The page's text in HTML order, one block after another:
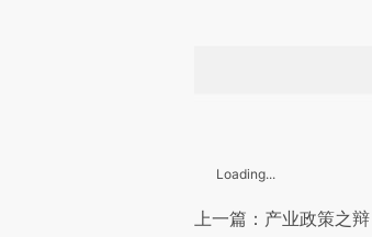
Loading...
上一篇：产业政策之辩